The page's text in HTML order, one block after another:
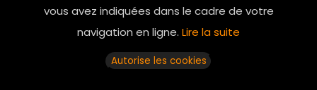
vous avez indiquées dans le cadre de votre
navigation en ligne. Lire la suite
Autorise les cookies
Horaires d’ouverture: 11h - 19h30 Du lundi au dimanche